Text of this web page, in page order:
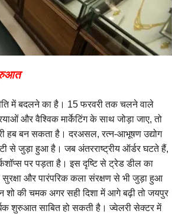
में बदलने का है। 15 फरवरी तक चलने वाले
और वैश्विक मार्केटिंग के साथ जोड़ा जाए, तो
हब बन सकता है। दरअसल, रत्न-आभूषण उद्योग
से जुड़ा हुआ है। जब अंतरराष्ट्रीय ऑर्डर घटते हैं,
पर पड़ता है। इस दृष्टि से ट्रेड डील का
सुरक्षा और पारंपरिक कला संरक्षण से भी जुड़ा हुआ
शो की चमक अगर सही दिशा में आगे बढ़ी तो जयपुर
शुरुआत साबित हो सकती है। ज्वेलरी सेक्टर में